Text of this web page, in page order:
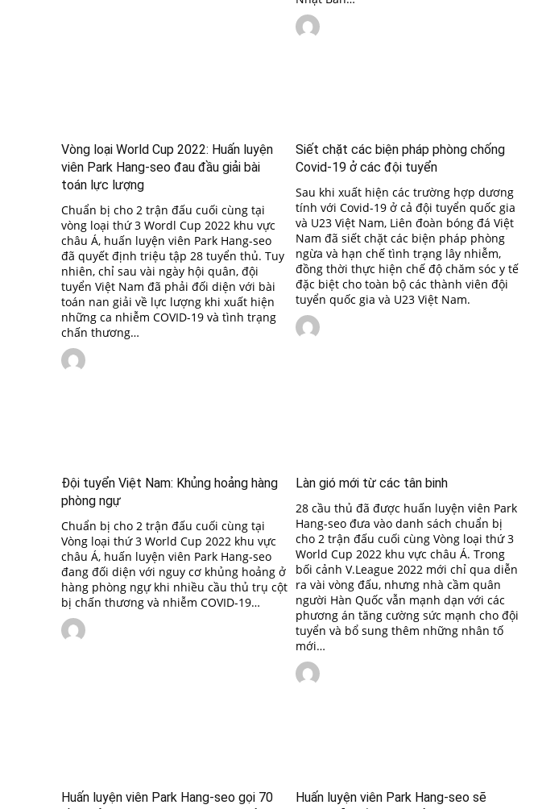
Vòng loại World Cup 2022: Huấn luyện
viên Park Hang-seo đau đầu giải bài
toán lực lượng
Chuẩn bị cho 2 trận đấu cuối cùng tại
vòng loại thứ 3 Wordl Cup 2022 khu vực
châu Á, huấn luyện viên Park Hang-seo
đã quyết định triệu tập 28 tuyển thủ. Tuy
nhiên, chỉ sau vài ngày hội quân, đội
tuyển Việt Nam đã phải đối diện với bài
toán nan giải về lực lượng khi xuất hiện
những ca nhiễm COVID-19 và tình trạng
chấn thương…
Siết chặt các biện pháp phòng chống
Covid-19 ở các đội tuyển
Sau khi xuất hiện các trường hợp dương
tính với Covid-19 ở cả đội tuyển quốc gia
và U23 Việt Nam, Liên đoàn bóng đá Việt
Nam đã siết chặt các biện pháp phòng
ngừa và hạn chế tình trạng lây nhiễm,
đồng thời thực hiện chế độ chăm sóc y tế
đặc biệt cho toàn bộ các thành viên đội
tuyển quốc gia và U23 Việt Nam.
Đội tuyển Việt Nam: Khủng hoảng hàng
phòng ngự
Chuẩn bị cho 2 trận đấu cuối cùng tại
Vòng loại thứ 3 World Cup 2022 khu vực
châu Á, huấn luyện viên Park Hang-seo
đang đối diện với nguy cơ khủng hoảng ở
hàng phòng ngự khi nhiều cầu thủ trụ cột
bị chấn thương và nhiễm COVID-19…
Làn gió mới từ các tân binh
28 cầu thủ đã được huấn luyện viên Park
Hang-seo đưa vào danh sách chuẩn bị
cho 2 trận đấu cuối cùng Vòng loại thứ 3
World Cup 2022 khu vực châu Á. Trong
bối cảnh V.League 2022 mới chỉ qua diễn
ra vài vòng đấu, nhưng nhà cầm quân
người Hàn Quốc vẫn mạnh dạn với các
phương án tăng cường sức mạnh cho đội
tuyển và bổ sung thêm những nhân tố
mới…
Huấn luyện viên Park Hang-seo gọi 70
Huấn luyện viên Park Hang-seo sẽ